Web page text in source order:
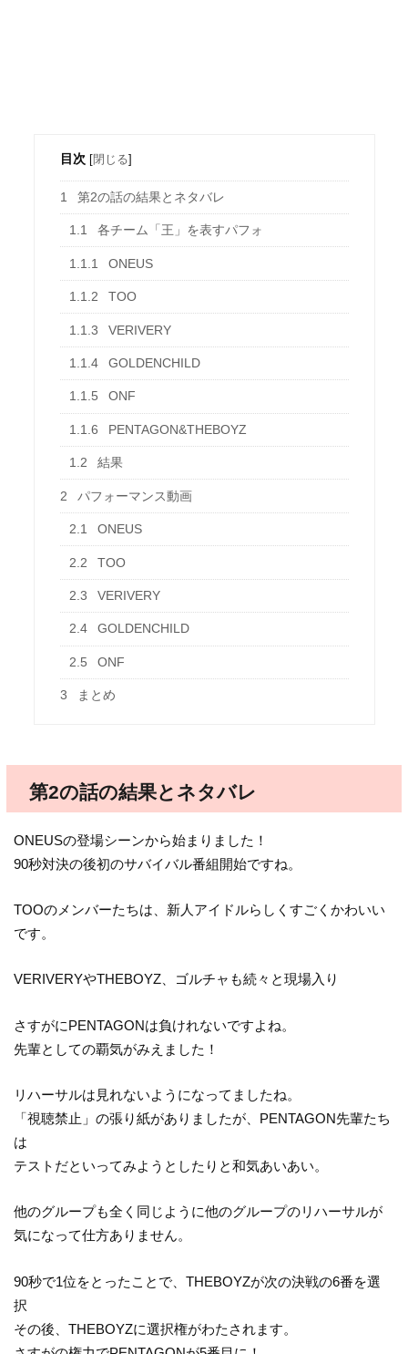
目次 [閉じる]
1 第2の話の結果とネタバレ
1.1 各チーム「王」を表すパフォ
1.1.1 ONEUS
1.1.2 TOO
1.1.3 VERIVERY
1.1.4 GOLDENCHILD
1.1.5 ONF
1.1.6 PENTAGON&THEBOYZ
1.2 結果
2 パフォーマンス動画
2.1 ONEUS
2.2 TOO
2.3 VERIVERY
2.4 GOLDENCHILD
2.5 ONF
3 まとめ
第2の話の結果とネタバレ
ONEUSの登場シーンから始まりました！
90秒対決の後初のサバイバル番組開始ですね。
TOOのメンバーたちは、新人アイドルらしくすごくかわいい
です。
VERIVERYやTHEBOYZ、ゴルチャも続々と現場入り
さすがにPENTAGONは負けれないですよね。
先輩としての覇気がみえました！
リハーサルは見れないようになってましたね。
「視聴禁止」の張り紙がありましたが、PENTAGON先輩たち
は
テストだといってみようとしたりと和気あいあい。
他のグループも全く同じように他のグループのリハーサルが
気になって仕方ありません。
90秒で1位をとったことで、THEBOYZが次の決戦の6番を選
択
その後、THEBOYZに選択権がわたされます。